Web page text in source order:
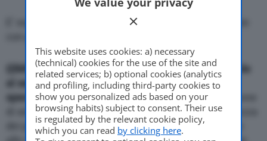
Motor Valley Fest
E’ equipaggiata con sedili lavabili, pettorine colorate
{{IMG_SX}}Per tutte le mamme con numerosa prole
al seguito e’ in arrivo Panda Mamy, la versione
speciale dedicata alle mammeche propone propone
di serie contenuti specifici per il trasporto in sicurezza
dei piu’ piccoli: dagli attacchi Isofix per il seggiolino
This website uses cookies: a) necessary
(technical) cookies for the use of the site and
related services; b) optional cookies (analytics
and profiling, including third-party cookies to
show you personalized ads based on your
browsing habits) subject to consent. Their use
is regulated by the relevant cookie policy,
which you can read by clicking here.